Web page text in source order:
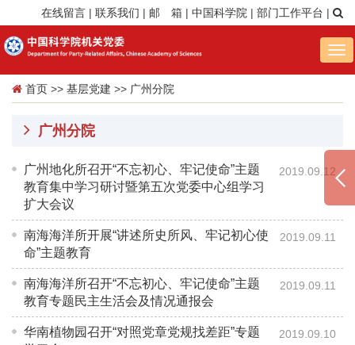
在线留言 | 联系我们 | 邮 箱 | 中国科学院 | 部门工作平台 |
首页 >> 基层党建 >> 广州分院
广州分院
广州地化所召开“不忘初心、牢记使命”主题
教育集中学习研讨暨第五次党委中心组学习
扩大会议
2019.09.12
南海海洋所开展“讲述所史所风、牢记初心使
命”主题教育
2019.09.11
南海海洋所召开“不忘初心、牢记使命”主题
教育专题民主生活会及情况通报会
2019.09.11
华南植物园召开“对照党章党规找差距”专题
2019.09.10